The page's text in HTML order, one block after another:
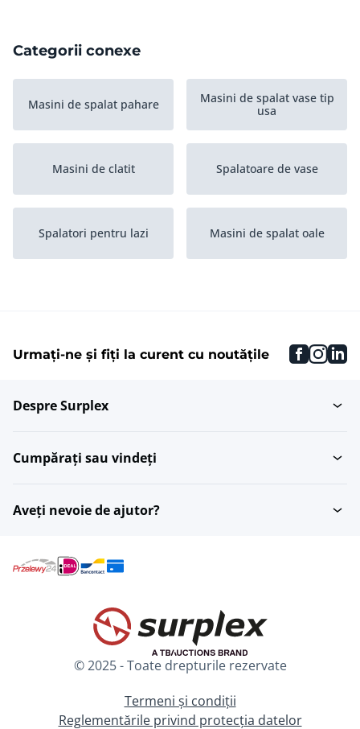
Categorii conexe
Masini de spalat pahare
Masini de spalat vase tip
usa
Masini de clatit Spalatoare de vase
Spalatori pentru lazi Masini de spalat oale
Urmați-ne și fiți la curent cu noutățile
Despre Surplex
Cumpărați sau vindeți
Aveți nevoie de ajutor?
© 2025 - Toate drepturile rezervate
Termeni și condiții
Reglementările privind protecția datelor